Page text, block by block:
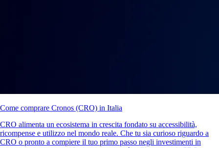
Come comprare Cronos (CRO) in Italia
CRO alimenta un ecosistema in crescita fondato su accessibilità,
ricompense e utilizzo nel mondo reale. Che tu sia curioso riguardo a
CRO o pronto a compiere il tuo primo passo negli investimenti in